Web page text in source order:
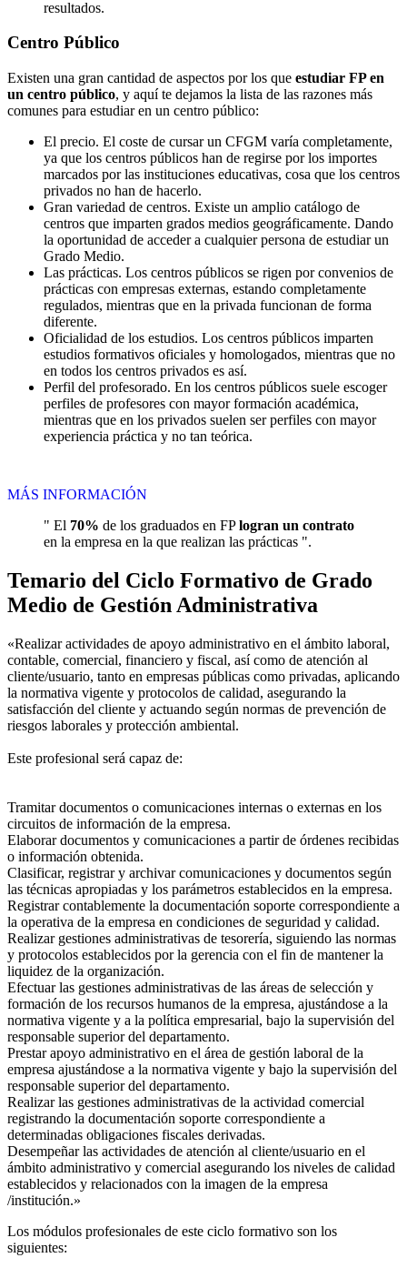
resultados.
Centro Público
Existen una gran cantidad de aspectos por los que estudiar FP en
un centro público, y aquí te dejamos la lista de las razones más
comunes para estudiar en un centro público:
El precio. El coste de cursar un CFGM varía completamente,
ya que los centros públicos han de regirse por los importes
marcados por las instituciones educativas, cosa que los centros
privados no han de hacerlo.
Gran variedad de centros. Existe un amplio catálogo de
centros que imparten grados medios geográficamente. Dando
la oportunidad de acceder a cualquier persona de estudiar un
Grado Medio.
Las prácticas. Los centros públicos se rigen por convenios de
prácticas con empresas externas, estando completamente
regulados, mientras que en la privada funcionan de forma
diferente.
Oficialidad de los estudios. Los centros públicos imparten
estudios formativos oficiales y homologados, mientras que no
en todos los centros privados es así.
Perfil del profesorado. En los centros públicos suele escoger
perfiles de profesores con mayor formación académica,
mientras que en los privados suelen ser perfiles con mayor
experiencia práctica y no tan teórica.
MÁS INFORMACIÓN
" El 70% de los graduados en FPlogran un contrato
en la empresa en la que realizan las prácticas ".
Temario del Ciclo Formativo de Grado
Medio de Gestión Administrativa
«Realizar actividades de apoyo administrativo en el ámbito laboral,
contable, comercial, financiero y fiscal, así como de atención al
cliente/usuario, tanto en empresas públicas como privadas, aplicando
la normativa vigente y protocolos de calidad, asegurando la
satisfacción del cliente y actuando según normas de prevención de
riesgos laborales y protección ambiental.
Este profesional será capaz de:
Tramitar documentos o comunicaciones internas o externas en los
circuitos de información de la empresa.
Elaborar documentos y comunicaciones a partir de órdenes recibidas
o información obtenida.
Clasificar, registrar y archivar comunicaciones y documentos según
las técnicas apropiadas y los parámetros establecidos en la empresa.
Registrar contablemente la documentación soporte correspondiente a
la operativa de la empresa en condiciones de seguridad y calidad.
Realizar gestiones administrativas de tesorería, siguiendo las normas
y protocolos establecidos por la gerencia con el fin de mantener la
liquidez de la organización.
Efectuar las gestiones administrativas de las áreas de selección y
formación de los recursos humanos de la empresa, ajustándose a la
normativa vigente y a la política empresarial, bajo la supervisión del
responsable superior del departamento.
Prestar apoyo administrativo en el área de gestión laboral de la
empresa ajustándose a la normativa vigente y bajo la supervisión del
responsable superior del departamento.
Realizar las gestiones administrativas de la actividad comercial
registrando la documentación soporte correspondiente a
determinadas obligaciones fiscales derivadas.
Desempeñar las actividades de atención al cliente/usuario en el
ámbito administrativo y comercial asegurando los niveles de calidad
establecidos y relacionados con la imagen de la empresa
/institución.»
Los módulos profesionales de este ciclo formativo son los
siguientes: